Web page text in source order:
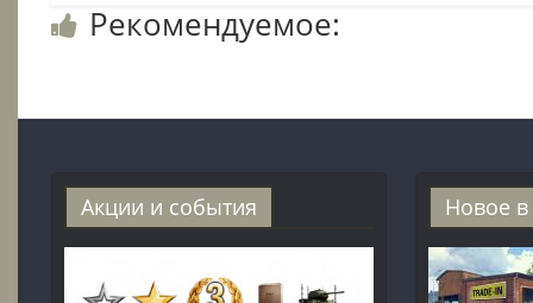
Рекомендуемое:
Акции и события Новое в